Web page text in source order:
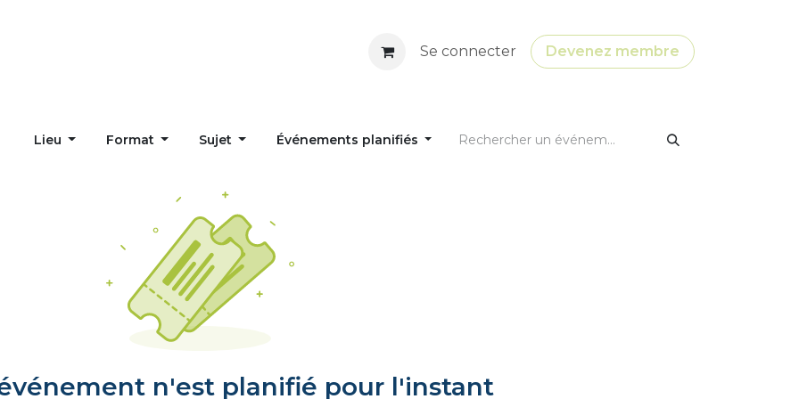
Se connecter Devenez membre
Lieu Format Sujet Événements planifiés
n'est planifié pour l'instant